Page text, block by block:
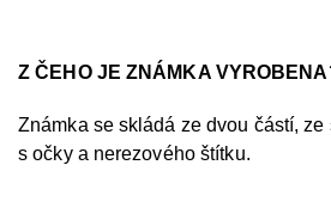
Z ČEHO JE ZNÁMKA
Známka se skládá ze dvou částí,
s očky a nerezového štítku.